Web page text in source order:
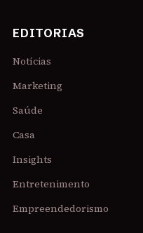
EDITORIAS
Notícias
Marketing
Saúde
Casa
Insights
Entretenimento
Empreendedorismo